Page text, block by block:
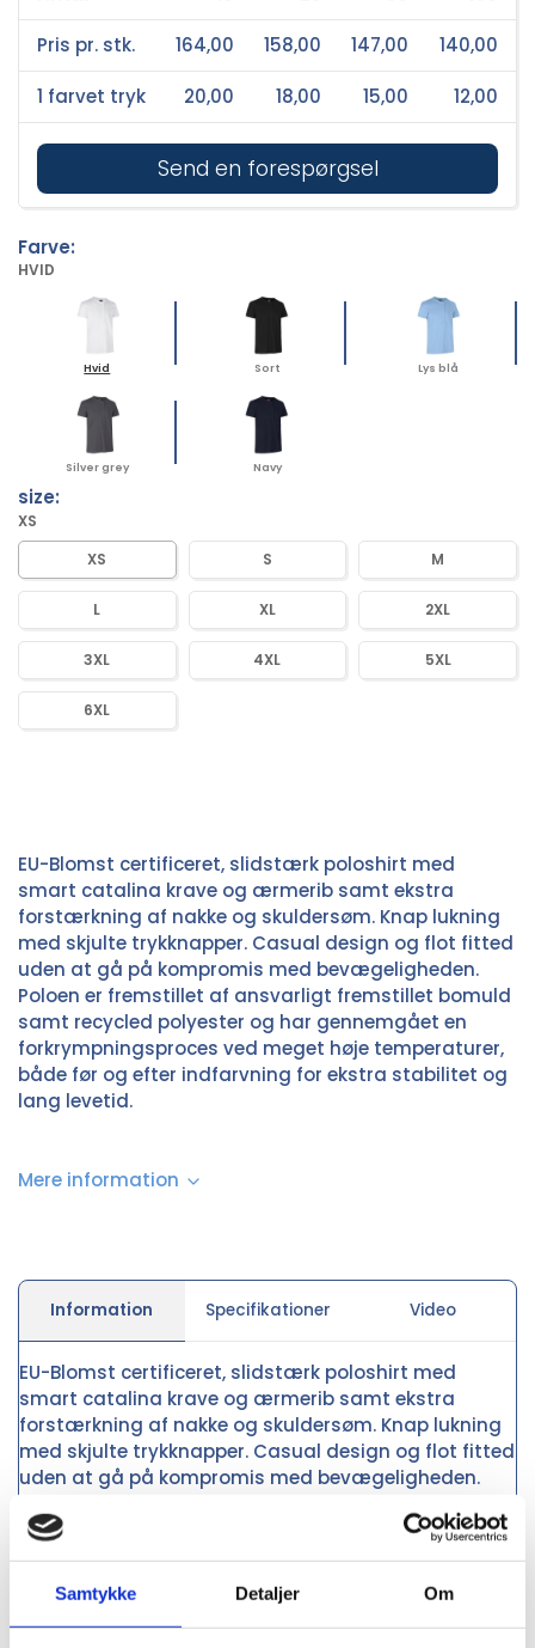
Samtykke Detaljer Om
Send en forespørgsel
Pris pr. stk. 164,00 158,00 147,00 140,00
1 farvet tryk 20,00 18,00 15,00 12,00
Farve:
HVID
Hvid Sort Lys blå
Silver grey Navy
size:
XS
XS
S M
L XL 2XL
3XL 4XL 5XL
6XL
EU-Blomst certificeret, slidstærk poloshirt med
smart catalina krave og ærmerib samt ekstra
forstærkning af nakke og skuldersøm. Knap lukning
med skjulte trykknapper. Casual design og flot fitted
uden at gå på kompromis med bevægeligheden.
Poloen er fremstillet af ansvarligt fremstillet bomuld
samt recycled polyester og har gennemgået en
forkrympningsproces ved meget høje temperaturer,
både før og efter indfarvning for ekstra stabilitet og
lang levetid.
Mere information
Information Specifikationer Video
EU-Blomst certificeret, slidstærk poloshirt med
smart catalina krave og ærmerib samt ekstra
forstærkning af nakke og skuldersøm. Knap lukning
med skjulte trykknapper. Casual design og flot fitted
uden at gå på kompromis med bevægeligheden.
polyester og har gennemgået en
forkrympningsproces ved meget høje temperaturer,
både før og efter indfarvning for ekstra stabilitet og
lang levetid.